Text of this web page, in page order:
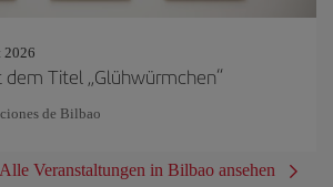
2026
Titel „Glühwürmchen“
de Bilbao
Alle Veranstaltungen in Bilbao ansehen